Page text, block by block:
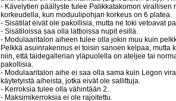
- Kävelytien päällyste tulee Palikkatakomon
korkeudella, kun moduulipohjan korkeus on 6 platea.
- Sisätilat eivät ole pakollisia, mutta ne toki vetoavat
- Sisätiloissa saa olla lattioissa nupit esillä.
- Modulaaritalon aiheen tulee olla jokin muu kuin
Pelkkä asuinrakennus ei toisin sanoen kelpaa,
niin, että taidegallerian yläpuolella on ateljee tai
pakollisia.
- Modulaaritalon aihe ei saa olla sama kuin Legon
käytetyistä aiheista, jotka eivät ole sallittuja.
- Kerroksia tulee olla vähintään 2.
- Maksimikerroksia ei ole rajoitettu.